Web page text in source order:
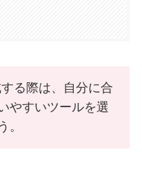
る際は、自分に合
やすいツールを選
。